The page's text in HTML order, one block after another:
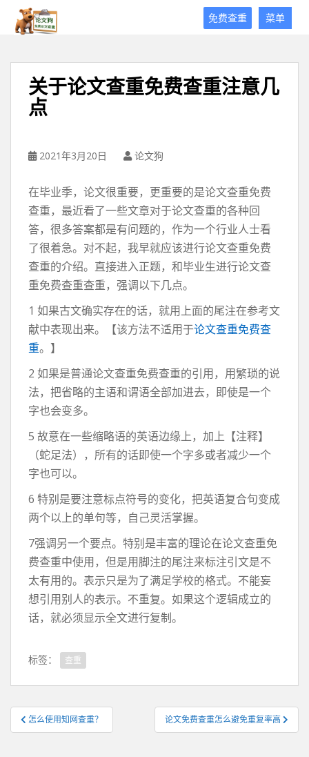
菜单
免费查重
关于论文查重免费查重注意几
点
2021年3月20日 论文狗
在毕业季，论文很重要，更重要的是论文查重免费
查重，最近看了一些文章对于论文查重的各种回
答，很多答案都是有问题的，作为一个行业人士看
了很着急。对不起，我早就应该进行论文查重免费
查重的介绍。直接进入正题，和毕业生进行论文查
重免费查重查重，强调以下几点。
1 如果古文确实存在的话，就用上面的尾注在参考文
献中表现出来。【该方法不适用于论文查重免费查
重。】
2 如果是普通论文查重免费查重的引用，用繁琐的说
法，把省略的主语和谓语全部加进去，即使是一个
字也会变多。
5 故意在一些缩略语的英语边缘上，加上【注释】
（蛇足法），所有的话即使一个字多或者减少一个
字也可以。
6 特别是要注意标点符号的变化，把英语复合句变成
两个以上的单句等，自己灵活掌握。
7强调另一个要点。特别是丰富的理论在论文查重免
费查重中使用，但是用脚注的尾注来标注引文是不
太有用的。表示只是为了满足学校的格式。不能妄
想引用别人的表示。不重复。如果这个逻辑成立的
话，就必须显示全文进行复制。
标签： 查重
文
章
怎么使用知网查重？ 论文免费查重怎么避免重复率高